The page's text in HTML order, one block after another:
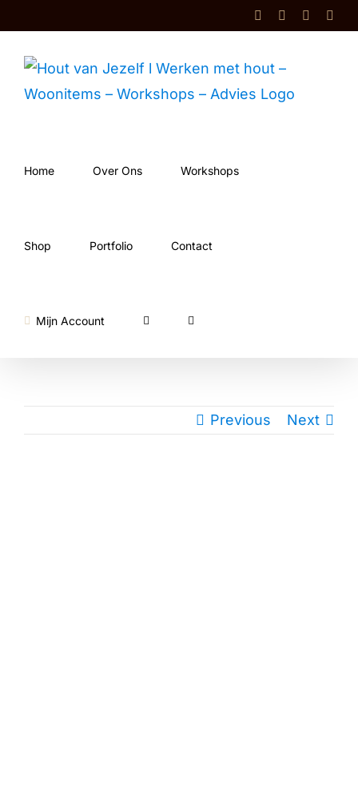
inhoud
FacebookInstagram
Shop
Home Over Ons Workshops
Shop Portfolio Contact
Mijn Account
Previous Next